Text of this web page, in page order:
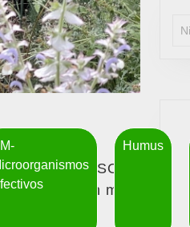
LYSOS
en un mini
manera
Humus